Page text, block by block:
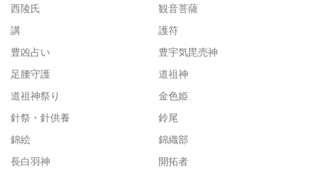
西陵氏
観音菩薩
講
護符
豊凶占い
豊宇気毘売神
足腰守護
道祖神
道祖神祭り
金色姫
針祭・針供養
鈴尾
錦絵
錦織部
長白羽神
開拓者